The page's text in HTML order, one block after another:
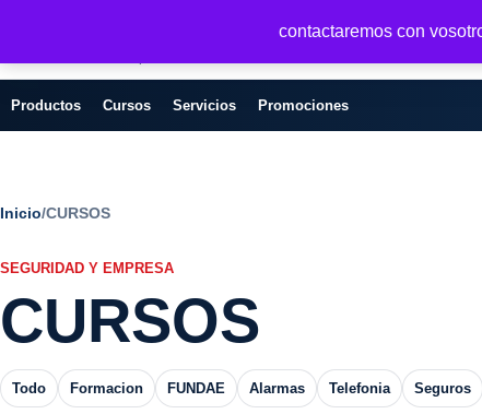
contactaremos con
Servicios, formacion y seguridad para
Productos Cursos Servicios Promociones
Inicio/CURSOS
SEGURIDAD Y EMPRESA
CURSOS
Todo Formacion FUNDAE Alarmas Telefonia Seguros